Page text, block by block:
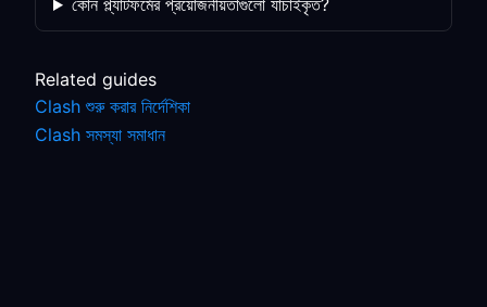
কোন প্ল্যাটফর্মের প্রয়োজনীয়তাগুলো যাচাইকৃত?
Related guides
Clash শুরু করার নির্দেশিকা
Clash সমস্যা সমাধান